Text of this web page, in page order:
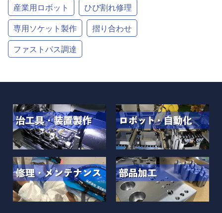
産業用ロボット
ひび割れ修理
専用ソケット製作
摺り合わせ
ファストパス調達